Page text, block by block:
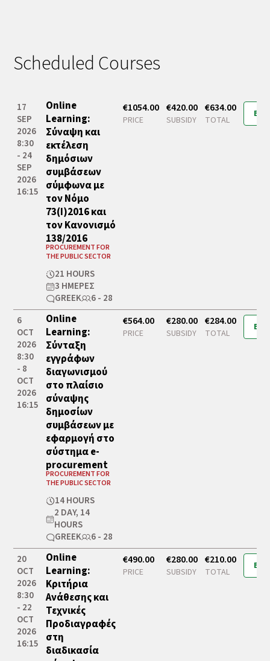
Scheduled Courses
17
SEP
2026
8:30
- 24
SEP
2026
16:15
Online
Learning:
Σύναψη και
εκτέλεση
δημόσιων
συμβάσεων
σύμφωνα με
τον Νόμο
73(Ι)2016 και
τον Κανονισμό
138/2016
PROCUREMENT FOR
THE PUBLIC SECTOR
21 HOURS
3 ΗΜΈΡΕΣ
GREEK
6 - 28
€1054.00
PRICE
€420.00
SUBSIDY
€634.00
TOTAL
6
OCT
2026
8:30
- 8
OCT
2026
16:15
Online
Learning:
Σύνταξη
εγγράφων
διαγωνισμού
στο πλαίσιο
σύναψης
δημοσίων
συμβάσεων με
εφαρμογή στο
σύστημα e-
procurement
PROCUREMENT FOR
THE PUBLIC SECTOR
14 HOURS
2 DAY, 14
HOURS
GREEK
6 - 28
€564.00
PRICE
€280.00
SUBSIDY
€284.00
TOTAL
20
OCT
2026
8:30
- 22
OCT
2026
16:15
Online
Learning:
Κριτήρια
Ανάθεσης και
Τεχνικές
Προδιαγραφές
στη
διαδικασία
€490.00
PRICE
€280.00
SUBSIDY
€210.00
TOTAL